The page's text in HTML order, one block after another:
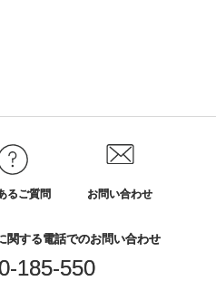
るご質問 お問い合わせ
関する電話でのお問い合わせ
185-550